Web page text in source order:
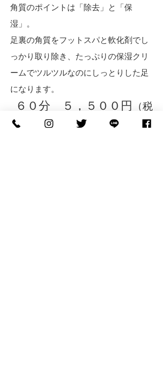
角質のポイントは「除去」と「保
湿」。
足裏の角質をフットスパと軟化剤でし
っかり取り除き、たっぷりの保湿クリ
ームでツルツルなのにしっとりした足
になります。
​６０分 ５，５００円
（税
込）